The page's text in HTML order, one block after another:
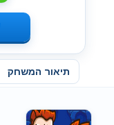
תיאור המשחק